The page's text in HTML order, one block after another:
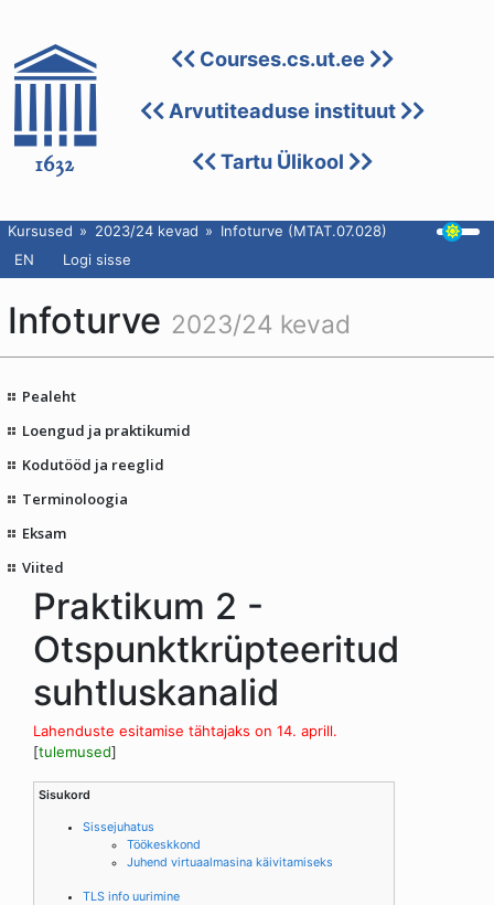
Courses.cs.ut.ee
Arvutiteaduse instituut
Tartu Ülikool
Kursused 2023/24 kevad
Infoturve (MTAT.07.028)
EN
Logi sisse
Infoturve 2023/24 kevad
Pealeht
Loengud ja praktikumid
Kodutööd ja reeglid
Terminoloogia
Eksam
Viited
Praktikum 2 -
Otspunktkrüpteeritud
suhtluskanalid
Lahenduste esitamise tähtajaks on 14. aprill.
[tulemused]
Sisukord
Sissejuhatus
Töökeskkond
Juhend virtuaalmasina käivitamiseks
TLS info uurimine